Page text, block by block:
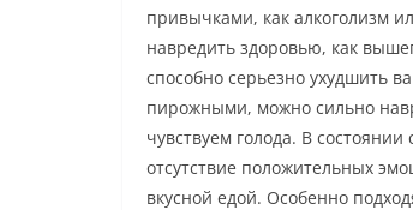
привычками, как алкоголизм
навредить здоровью, как
способно серьезно ухудшить
пирожными, можно сильно
чувствуем голода. В
отсутствие положительных
вкусной едой. Особенно